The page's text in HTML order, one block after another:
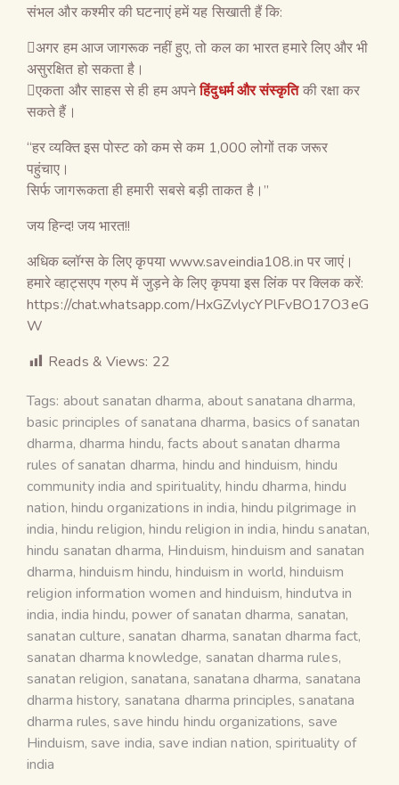
संभल और कश्मीर की घटनाएं हमें यह सिखाती हैं कि:
अगर हम आज जागरूक नहीं हुए, तो कल का भारत हमारे लिए और भी
असुरक्षित हो सकता है।
एकता और साहस से ही हम अपनेहिंदुधर्म और संस्कृति की रक्षा कर
सकते हैं।
“हर व्यक्ति इस पोस्ट को कम से कम 1,000 लोगों तक जरूर
पहुंचाए।
सिर्फ जागरूकता ही हमारी सबसे बड़ी ताकत है।”
जय हिन्द! जय भारत!!
अधिक ब्लॉग्स के लिए कृपया www.saveindia108.in पर जाएं।
हमारे व्हाट्सएप ग्रुप में जुड़ने के लिए कृपया इस लिंक पर क्लिक करें:
https://chat.whatsapp.com/HxGZvlycYPlFvBO17O3eG
W
Reads & Views: 22
Tags: about sanatan dharma, about sanatana dharma,
basic principles of sanatana dharma, basics of sanatan
dharma, dharma hindu,facts about sanatan dharma
rules of sanatan dharma, hindu and hinduism, hindu
community india and spirituality,hindu dharma, hindu
nation, hindu organizations in india, hindu pilgrimage in
india, hindu religion,hindu religion in india, hindu sanatan,
hindu sanatan dharma, Hinduism,hinduism and sanatan
dharma, hinduism hindu,hinduism in world,hinduism
religion information women and hinduism,hindutva in
india, india hindu,power of sanatan dharma, sanatan,
sanatan culture, sanatan dharma, sanatan dharma fact,
sanatan dharma knowledge, sanatan dharma rules,
sanatan religion, sanatana, sanatana dharma, sanatana
dharma history, sanatana dharma principles, sanatana
dharma rules, save hindu hindu organizations, save
Hinduism, save india, save indian nation, spirituality of
india